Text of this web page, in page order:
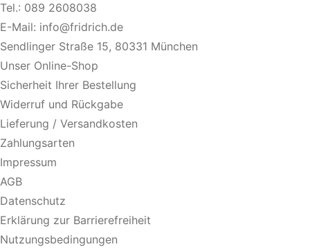
Tel.: 089 2608038
E-Mail: info@fridrich.de
Sendlinger Straße 15, 80331 München
Unser Online-Shop
Sicherheit Ihrer Bestellung
Widerruf und Rückgabe
Lieferung / Versandkosten
Zahlungsarten
Impressum
AGB
Datenschutz
Erklärung zur Barrierefreiheit
Nutzungsbedingungen